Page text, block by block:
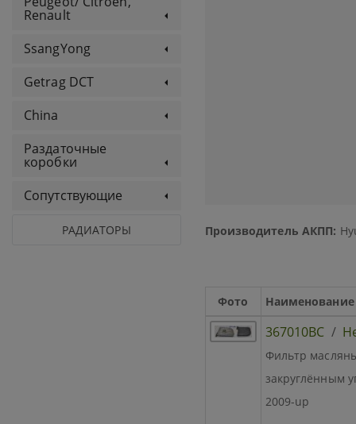
Renault
SsangYong
Getrag DCT
China
Раздаточные
коробки
Сопутствующие
РАДИАТОРЫ Производитель АКПП:
Фото Наименование
367010BC /
Фильтр
закруглённым
2009-up